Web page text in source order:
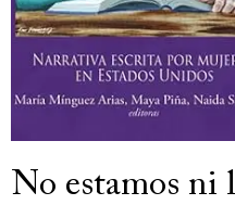
No estamos ni